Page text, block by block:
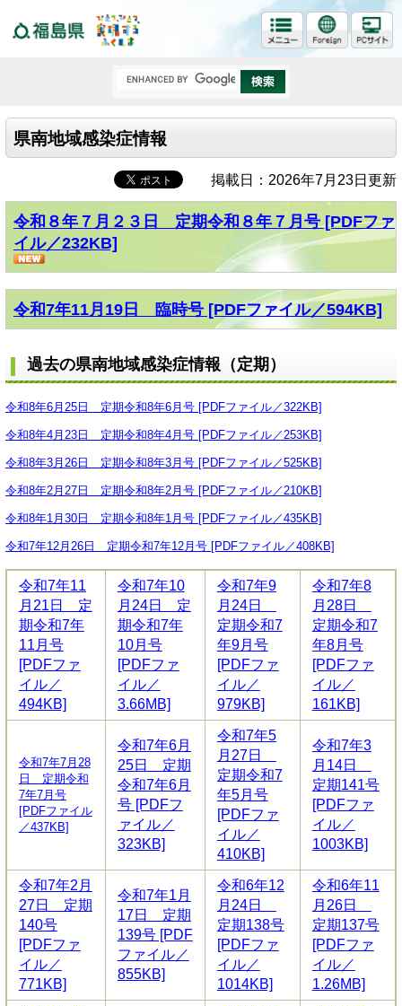
県南地域感染症情報
掲載日：2026年7月23日更新
令和８年７月２３日 定期令和８年７月号 [PDFファ
イル／232KB]
令和7年11月19日 臨時号 [PDFファイル／594KB]
過去の県南地域感染症情報（定期）
令和8年6月25日 定期令和8年6月号 [PDFファイル／322KB]
令和8年4月23日 定期令和8年4月号 [PDFファイル／253KB]
令和8年3月26日 定期令和8年3月号 [PDFファイル／525KB]
令和8年2月27日 定期令和8年2月号 [PDFファイル／210KB]
令和8年1月30日 定期令和8年1月号 [PDFファイル／435KB]
令和7年12月26日 定期令和7年12月号 [PDFファイル／408KB]
令和7年11
月21日 定
期令和7年
11月号
[PDFファ
イル／
494KB]
令和7年10
月24日 定
期令和7年
10月号
[PDFファ
イル／
3.66MB]
令和7年9
月24日
定期令和7
年9月号
[PDFファ
イル／
979KB]
令和7年8
月28日
定期令和7
年8月号
[PDFファ
イル／
161KB]
令和7年7月28
日 定期令和
7年7月号
[PDFファイル
／437KB]
令和7年6月
25日 定期
令和7年6月
号 [PDFフ
ァイル／
323KB]
令和7年5
月27日
定期令和7
年5月号
[PDFファ
イル／
410KB]
令和7年3
月14日
定期141号
[PDFファ
イル／
1003KB]
令和7年2月
27日 定期
140号
[PDFファ
イル／
771KB]
令和7年1月
17日 定期
139号 [PDF
ファイル／
855KB]
令和6年12
月24日
定期138号
[PDFファ
イル／
1014KB]
令和6年11
月26日
定期137号
[PDFファ
イル／
1.26MB]